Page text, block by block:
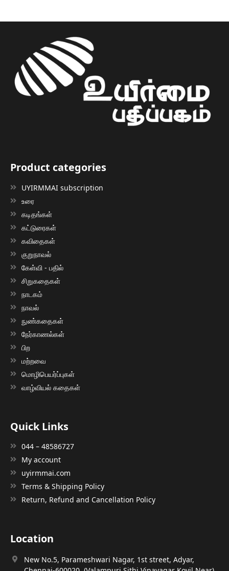
Product categories
UYIRMMAI subscription
உரை
கடிதங்கள்
கட்டுரைகள்
கவிதைகள்
குறுநாவல்
கேள்வி - பதில்
சிறுகதைகள்
நாடகம்
நாவல்
நுண்கதைகள்
நேர்காணல்கள்
பிற
மற்றவை
மொழிபெயர்ப்புகள்
வாழ்வியல் கதைகள்
Quick Links
044 – 48586727
My account
uyirmmai.com
Terms & Shipping Policy
Return, Refund and Cancellation Policy
Location
New No.5, Parameshwari Nagar, 1st street, Adyar,